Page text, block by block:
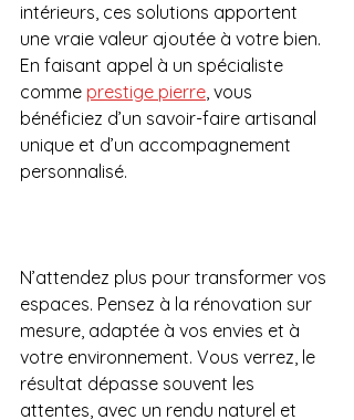
intérieurs, ces solutions apportent
une vraie valeur ajoutée à votre bien.
En faisant appel à un spécialiste
comme prestige pierre, vous
bénéficiez d’un savoir-faire artisanal
unique et d’un accompagnement
personnalisé.
N’attendez plus pour transformer vos
espaces. Pensez à la rénovation sur
mesure, adaptée à vos envies et à
votre environnement. Vous verrez, le
résultat dépasse souvent les
attentes, avec un rendu naturel et